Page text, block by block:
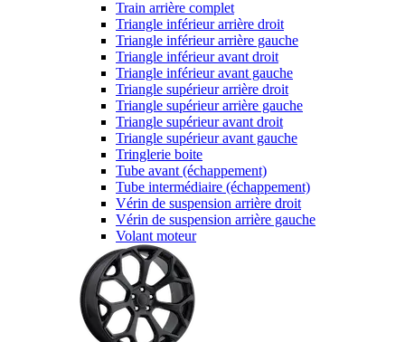
Train arrière complet
Triangle inférieur arrière droit
Triangle inférieur arrière gauche
Triangle inférieur avant droit
Triangle inférieur avant gauche
Triangle supérieur arrière droit
Triangle supérieur arrière gauche
Triangle supérieur avant droit
Triangle supérieur avant gauche
Tringlerie boite
Tube avant (échappement)
Tube intermédiaire (échappement)
Vérin de suspension arrière droit
Vérin de suspension arrière gauche
Volant moteur